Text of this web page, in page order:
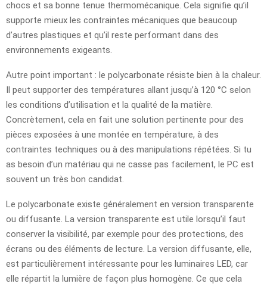
chocs et sa bonne tenue thermomécanique. Cela signifie qu’il
supporte mieux les contraintes mécaniques que beaucoup
d’autres plastiques et qu’il reste performant dans des
environnements exigeants.
Autre point important : le polycarbonate résiste bien à la chaleur.
Il peut supporter des températures allant jusqu’à 120 °C selon
les conditions d’utilisation et la qualité de la matière.
Concrètement, cela en fait une solution pertinente pour des
pièces exposées à une montée en température, à des
contraintes techniques ou à des manipulations répétées. Si tu
as besoin d’un matériau qui ne casse pas facilement, le PC est
souvent un très bon candidat.
Le polycarbonate existe généralement en version transparente
ou diffusante. La version transparente est utile lorsqu’il faut
conserver la visibilité, par exemple pour des protections, des
écrans ou des éléments de lecture. La version diffusante, elle,
est particulièrement intéressante pour les luminaires LED, car
elle répartit la lumière de façon plus homogène. Ce que cela